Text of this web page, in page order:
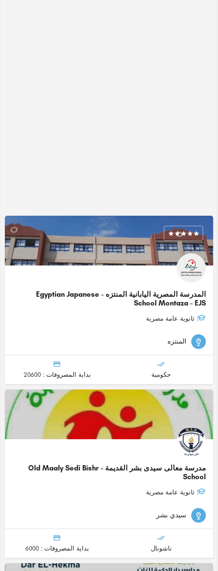
المدرسة المصرية اليابانية المنتزه - Egyptian Japanese
School Montaza - EJS
ثانوية عامة مصرية
المنتزه
حكومية بداية المصروفات : 20600
مدرسة معالى سيدى بشر القديمة - Old Maaly Sedi Bishr
School
ثانوية عامة مصرية
سيدي بشر
ناشونال بداية المصروفات : 6000